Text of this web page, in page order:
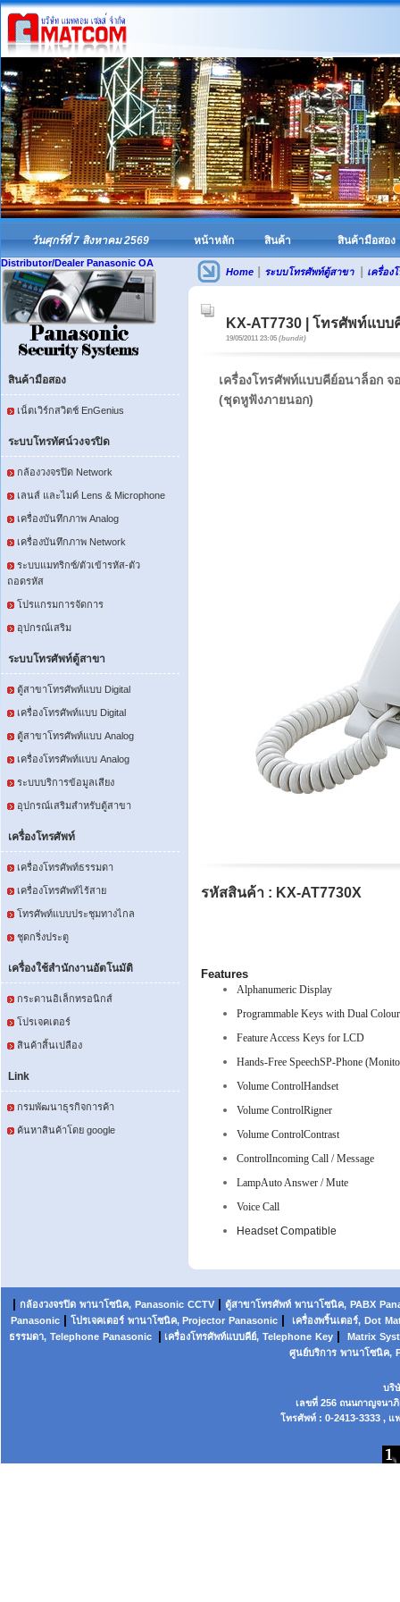
วันศุกร์ที่ 7 สิงหาคม 2569 หน้าหลัก สินค้า สินค้ามือสอง
Distributor/Dealer Panasonic OA
สินค้ามือสอง
เน็ตเวิร์กสวิตช์ EnGenius
ระบบโทรทัศน์วงจรปิด
กล้องวงจรปิด Network
เลนส์ และไมค์ Lens & Microphone
เครื่องบันทึกภาพ Analog
เครื่องบันทึกภาพ Network
ระบบแมทริกซ์/ตัวเข้ารหัส-ตัว
ถอดรหัส
โปรแกรมการจัดการ
อุปกรณ์เสริม
ระบบโทรศัพท์ตู้สาขา
ตู้สาขาโทรศัพท์แบบ Digital
เครื่องโทรศัพท์แบบ Digital
ตู้สาขาโทรศัพท์แบบ Analog
เครื่องโทรศัพท์แบบ Analog
ระบบบริการข้อมูลเสียง
อุปกรณ์เสริมสำหรับตู้สาขา
เครื่องโทรศัพท์
เครื่องโทรศัพท์ธรรมดา
เครื่องโทรศัพท์ไร้สาย
โทรศัพท์แบบประชุมทางไกล
ชุดกริ่งประตู
เครื่องใช้สำนักงานอัตโนมัติ
กระดานอิเล็กทรอนิกส์
โปรเจคเตอร์
สินค้าสิ้นเปลือง
Link
กรมพัฒนาธุรกิจการค้า
ค้นหาสินค้าโดย google
Home | ระบบโทรศัพท์ตู้สาขา | เครื่อง
KX-AT7730 | โทรศัพท์แบบ
19/05/2011 23:05 (bundit)
เครื่องโทรศัพท์แบบคีย์อนาล็อก
(ชุดหูฟังภายนอก)
รหัสสินค้า : KX-AT7730X
Features
Alphanumeric Display
Programmable Keys with Dual
Feature Access Keys for LCD
Hands-Free SpeechSP-Phone
Volume ControlHandset
Volume ControlRigner
Volume ControlContrast
ControlIncoming Call / Message
LampAuto Answer / Mute
Voice Call
Headset Compatible
| กล้องวงจรปิด พานาโซนิค, Panasonic CCTV | ตู้สาขาโทรศัพท์ พานาโซนิค, PABX
Panasonic| โปรเจคเตอร์ พานาโซนิค, Projector Panasonic| เครื่องพริ้นเตอร์, Dot
ธรรมดา, Telephone Panasonic | เครื่องโทรศัพท์แบบคีย์, Telephone Key | Matrix
ศูนย์บริการ พานาโซนิค,
บริ
เลขที่ 256 ถนนกาญจนาภิ
โทรศัพท์ : 0-2413-3333 , แ